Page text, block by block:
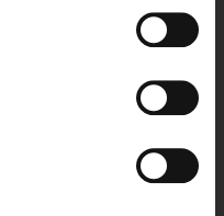
Polityce
do kremów,
dla